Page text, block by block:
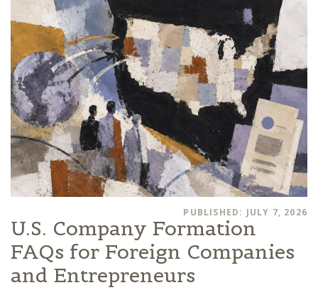
PUBLISHED: JULY 7, 2026
U.S. Company Formation
FAQs for Foreign Companies
and Entrepreneurs